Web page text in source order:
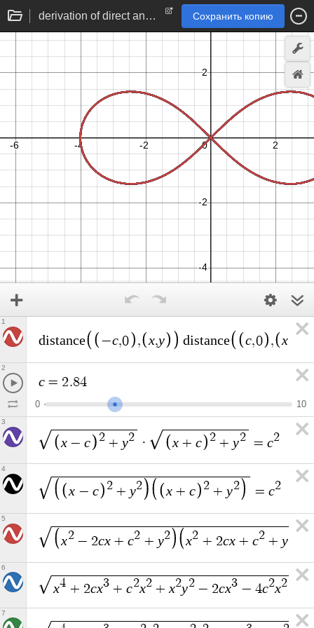
derivation of direct and simplified lemniscate equation Сохранить копию
distance −c,0 , x,y distance c,0 , x, y
1
c = 2.84
0 10
2
x − c 2 + y2 · x + c 2 + y2 = c2
3
x − c 2 + y2 x + c 2 + y2 = c2
4
x2 − 2cx + c2 + y2 x2 + 2cx + c2 + y
5
x4 + 2cx3 + c2x2 + x2y2 − 2cx3 − 4c2x2
6
7